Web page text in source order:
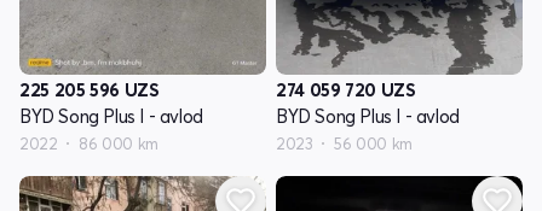
225 205 596 UZS
BYD Song Plus I - avlod
2022 86 000 km
274 059 720 UZS
BYD Song Plus I - avlod
2023 56 000 km